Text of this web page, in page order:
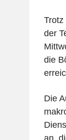
Trotz
der
die
Die
an,